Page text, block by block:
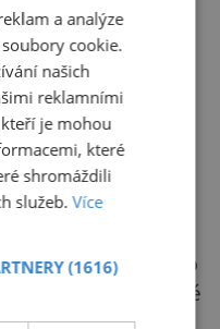
protože úplně
samozřejmě
strava a s tím
tuků.
syrové,
mléčné
masa a ryby, často
stravování podobné
a analýze
cookie.
našich
reklamními
je mohou
které
shromáždili
služeb.Více
(1616)